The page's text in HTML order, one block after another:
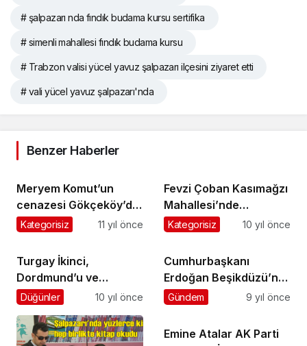
# şalpazarı nda fındık budama kursu sertifika
# simenli mahallesi fındık budama kursu
# Trabzon valisi yücel yavuz şalpazarı ilçesini ziyaret etti
# vali yücel yavuz şalpazarı'nda
Benzer Haberler
Meryem Komut’un
cenazesi Gökçeköy’de
toprağa verildi
Kategorisiz 11 yıl önce
Fevzi Çoban Kasımağzı
Mahallesi’nde
ebediyete uğurlandı
Kategorisiz 10 yıl önce
Turgay İkinci,
Dordmund’u ve
Şalpazarı’nın geldiği
Düğünler 10 yıl önce
Cumhurbaşkanı
Erdoğan Beşikdüzü’ne
geliyor
Gündem 9 yıl önce
Emine Atalar AK Parti